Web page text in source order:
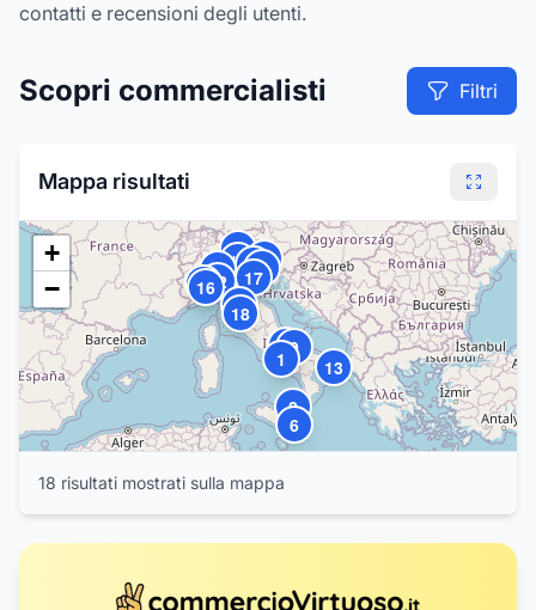
contatti e recensioni degli utenti.
Scopri commercialisti Filtri
Mappa risultati
1
2
3 45
6
7
8
9
10
11
12
13
14
15
16
17
18
+
−
18 risultati mostrati sulla mappa